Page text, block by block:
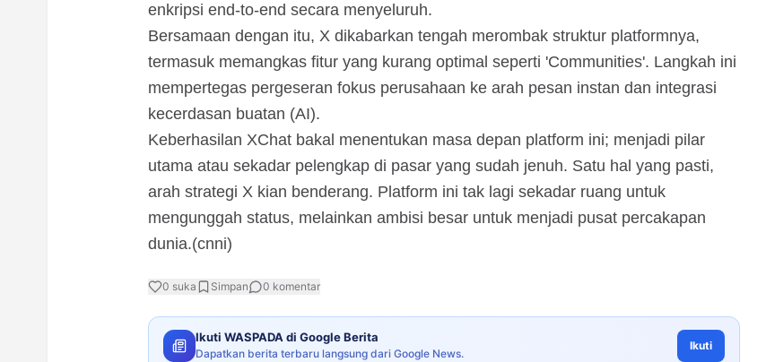
enkripsi end-to-end secara menyeluruh.
Bersamaan dengan itu, X dikabarkan tengah merombak struktur platformnya,
termasuk memangkas fitur yang kurang optimal seperti 'Communities'. Langkah ini
mempertegas pergeseran fokus perusahaan ke arah pesan instan dan integrasi
kecerdasan buatan (AI).
Keberhasilan XChat bakal menentukan masa depan platform ini; menjadi pilar
utama atau sekadar pelengkap di pasar yang sudah jenuh. Satu hal yang pasti,
arah strategi X kian benderang. Platform ini tak lagi sekadar ruang untuk
mengunggah status, melainkan ambisi besar untuk menjadi pusat percakapan
dunia.(cnni)
0 suka Simpan 0 komentar
Ikuti WASPADA di Google Berita
Dapatkan berita terbaru langsung dari Google News.
Ikuti